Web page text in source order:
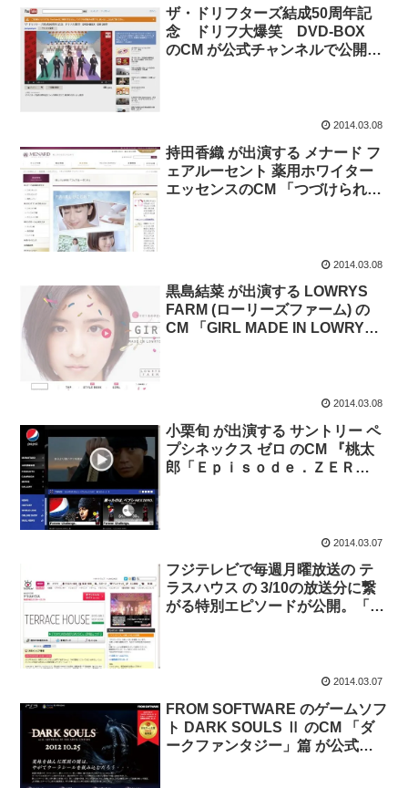
ザ・ドリフターズ結成50周年記
念 ドリフ大爆笑 DVD-BOX
のCM が公式チャンネルで公開。
2014.03.08
持田香織 が出演する メナード フ
ェアルーセント 薬用ホワイター
エッセンスのCM 「つづけられる
2014.03.08
黒島結菜 が出演する LOWRYS
FARM (ローリーズファーム) の
CM 「GIRL MADE IN LOWRYS
2014.03.08
小栗旬 が出演する サントリー ペ
プシネックス ゼロ のCM 『桃太
郎「Ｅｐｉｓｏｄｅ．ＺＥＲ
2014.03.07
フジテレビで毎週月曜放送の テ
ラスハウス の 3/10の放送分に繋
がる特別エピソードが公開。「恋
2014.03.07
FROM SOFTWARE のゲームソフ
ト DARK SOULS Ⅱ のCM 「ダ
ークファンタジー」篇 が公式チ